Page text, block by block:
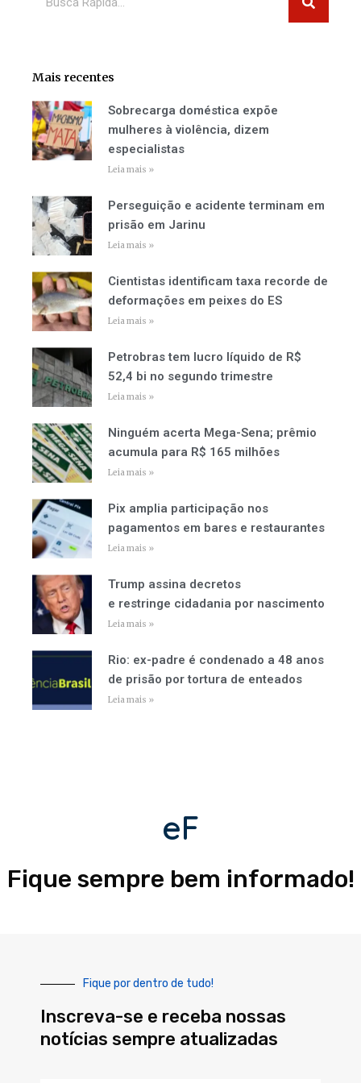
Mais recentes
Sobrecarga doméstica expõe
mulheres à violência, dizem
especialistas
Leia mais »
Perseguição e acidente terminam em
prisão em Jarinu
Leia mais »
Cientistas identificam taxa recorde de
deformações em peixes do ES
Leia mais »
Petrobras tem lucro líquido de R$
52,4 bi no segundo trimestre
Leia mais »
Ninguém acerta Mega-Sena; prêmio
acumula para R$ 165 milhões
Leia mais »
Pix amplia participação nos
pagamentos em bares e restaurantes
Leia mais »
Trump assina decretos
e restringe cidadania por nascimento
Leia mais »
Rio: ex-padre é condenado a 48 anos
de prisão por tortura de enteados
Leia mais »
eF
Fique sempre bem informado!
Fique por dentro de tudo!
Inscreva-se e receba nossas
notícias sempre atualizadas